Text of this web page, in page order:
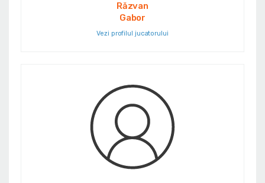
Răzvan
Gabor
Vezi profilul jucatorului